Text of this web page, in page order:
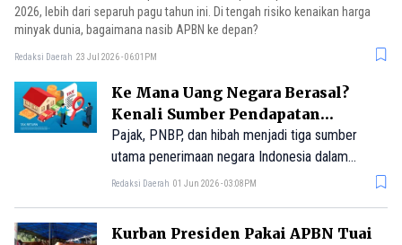
2026, lebih dari separuh pagu tahun ini. Di tengah risiko kenaikan harga
minyak dunia, bagaimana nasib APBN ke depan?
Redaksi Daerah 23 Jul 2026 - 06:01PM
Ke Mana Uang Negara Berasal?
Kenali Sumber Pendapatan
Indonesia
Pajak, PNBP, dan hibah menjadi tiga sumber
utama penerimaan negara Indonesia dalam
APBN. Dari pajak penghasilan hingga dividen
Redaksi Daerah 01 Jun 2026 - 03:08PM
Kurban Presiden Pakai APBN Tuai